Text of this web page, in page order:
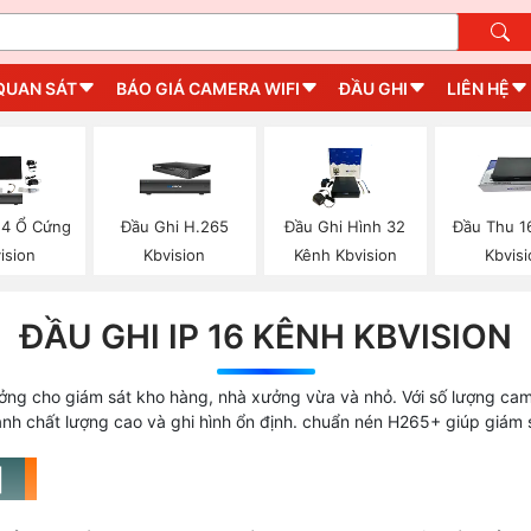
SÁT BÁO GIÁ CAMERA WIFI ĐẦU GHI LIÊN HỆ
Ổ Cứng
Đầu Ghi H.265
Kbvision
Đầu Ghi Hình 32
Kênh Kbvision
Đầu Thu
ĐẦU GHI IP 16 KÊNH KBVISION
cho giám sát kho hàng, nhà xưởng vừa và nhỏ. Với số lượng
chất lượng cao và ghi hình ổn định. chuẩn nén H265+ giúp